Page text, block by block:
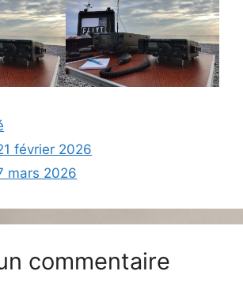
février 2026
mars 2026
commentaire